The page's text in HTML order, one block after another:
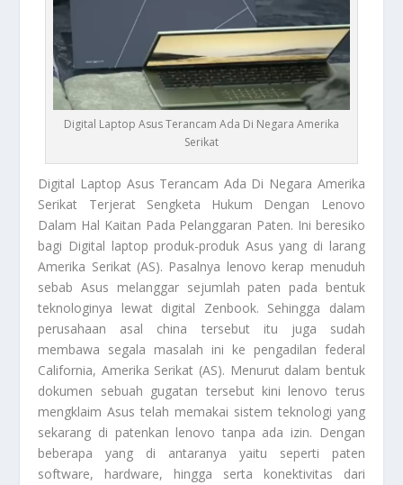
Digital Laptop Asus Terancam Ada Di Negara Amerika
Serikat
Digital Laptop Asus Terancam Ada Di Negara Amerika
Serikat Terjerat Sengketa Hukum Dengan Lenovo
Dalam Hal Kaitan Pada Pelanggaran Paten. Ini beresiko
bagi Digital laptop produk-produk Asus yang di larang
Amerika Serikat (AS). Pasalnya lenovo kerap menuduh
sebab Asus melanggar sejumlah paten pada bentuk
teknologinya lewat digital Zenbook. Sehingga dalam
perusahaan asal china tersebut itu juga sudah
membawa segala masalah ini ke pengadilan federal
California, Amerika Serikat (AS). Menurut dalam bentuk
dokumen sebuah gugatan tersebut kini lenovo terus
mengklaim Asus telah memakai sistem teknologi yang
sekarang di patenkan lenovo tanpa ada izin. Dengan
beberapa yang di antaranya yaitu seperti paten
software, hardware, hingga serta konektivitas dari